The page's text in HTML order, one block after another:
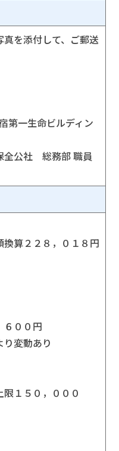
を添付して、ご郵送
第一生命ビルディン
全公社 総務部 職員
算２２８，０１８円
００円
変動あり
１５０，０００